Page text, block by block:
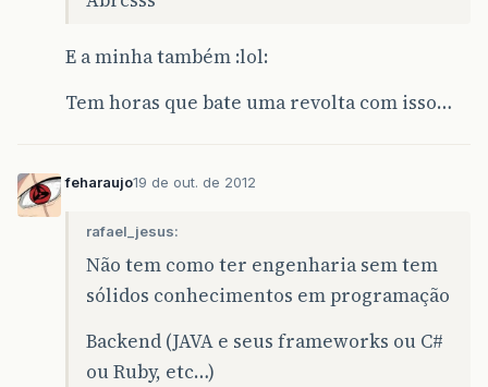
E a minha também :lol:
Tem horas que bate uma revolta com isso…
feharaujo19 de out. de 2012
rafael_jesus:
Não tem como ter engenharia sem tem
sólidos conhecimentos em programação
Backend (JAVA e seus frameworks ou C#
ou Ruby, etc…)